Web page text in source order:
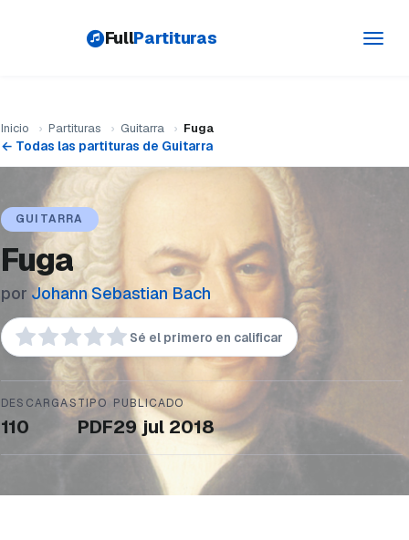
FullPartituras
Inicio › Partituras › Guitarra › Fuga
← Todas las partituras de Guitarra
GUITARRA
Fuga
por Johann Sebastian Bach
Sé el primero en calificar
DESCARGAS
110
TIPO
PDF
PUBLICADO
29 jul 2018